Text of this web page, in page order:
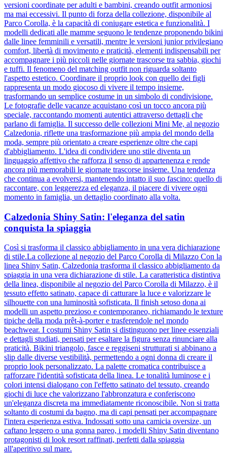
versioni coordinate per adulti e bambini, creando outfit armoniosi
ma mai eccessivi. Il punto di forza della collezione, disponibile al
Parco Corolla, è la capacità di coniugare estetica e funzionalità. I
modelli dedicati alle mamme seguono le tendenze proponendo bikini
dalle linee femminili e versatili, mentre le versioni junior privilegiano
comfort, libertà di movimento e praticità, elementi indispensabili per
accompagnare i più piccoli nelle giornate trascorse tra sabbia, giochi
e tuffi. Il fenomeno del matching outfit non riguarda soltanto
l'aspetto estetico. Coordinare il proprio look con quello dei figli
rappresenta un modo giocoso di vivere il tempo insieme,
trasformando un semplice costume in un simbolo di condivisione.
Le fotografie delle vacanze acquistano così un tocco ancora più
speciale, raccontando momenti autentici attraverso dettagli che
parlano di famiglia. Il successo delle collezioni Mini Me, al negozio
Calzedonia, riflette una trasformazione più ampia del mondo della
moda, sempre più orientato a creare esperienze oltre che capi
d'abbigliamento. L'idea di condividere uno stile diventa un
linguaggio affettivo che rafforza il senso di appartenenza e rende
ancora più memorabili le giornate trascorse insieme. Una tendenza
che continua a evolversi, mantenendo intatto il suo fascino: quello di
raccontare, con leggerezza ed eleganza, il piacere di vivere ogni
momento in famiglia, un dettaglio coordinato alla volta.
Calzedonia Shiny Satin: l'eleganza del satin
conquista la spiaggia
Così si trasforma il classico abbigliamento in una vera dichiarazione
di stile.La collezione al negozio del Parco Corolla di Milazzo Con la
linea Shiny Satin, Calzedonia trasforma il classico abbigliamento da
spiaggia in una vera dichiarazione di stile. La caratteristica distintiva
della linea, disponibile al negozio del Parco Corolla di Milazzo, è il
tessuto effetto satinato, capace di catturare la luce e valorizzare le
silhouette con una luminosità sofisticata. Il finish setoso dona ai
modelli un aspetto prezioso e contemporaneo, richiamando le texture
tipiche della moda prêt-à-porter e trasferendole nel mondo
beachwear. I costumi Shiny Satin si distinguono per linee essenziali
e dettagli studiati, pensati per esaltare la figura senza rinunciare alla
praticità. Bikini triangolo, fasce e reggiseni strutturati si abbinano a
slip dalle diverse vestibilità, permettendo a ogni donna di creare il
proprio look personalizzato. La palette cromatica contribuisce a
rafforzare l'identità sofisticata della linea. Le tonalità luminose e i
colori intensi dialogano con l'effetto satinato del tessuto, creando
giochi di luce che valorizzano l'abbronzatura e conferiscono
un'eleganza discreta ma immediatamente riconoscibile. Non si tratta
soltanto di costumi da bagno, ma di capi pensati per accompagnare
l'intera esperienza estiva. Indossati sotto una camicia oversize, un
caftano leggero o una gonna pareo, i modelli Shiny Satin diventano
protagonisti di look resort raffinati, perfetti dalla spiaggia
all'aperitivo sul mare.